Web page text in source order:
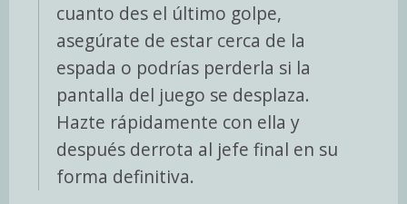
cuanto des el último golpe,
asegúrate de estar cerca de la
espada o podrías perderla si la
pantalla del juego se desplaza.
Hazte rápidamente con ella y
después derrota al jefe final en su
forma definitiva.